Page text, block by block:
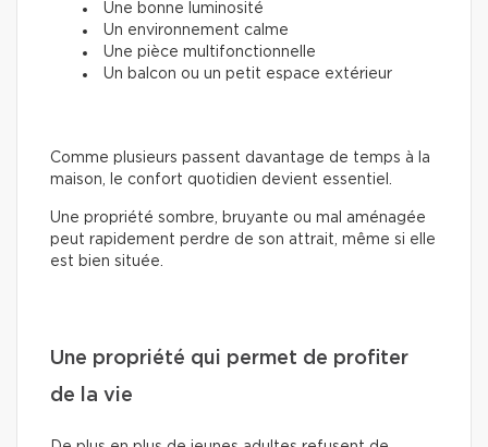
Une bonne luminosité
Un environnement calme
Une pièce multifonctionnelle
Un balcon ou un petit espace extérieur
Comme plusieurs passent davantage de temps à la
maison, le confort quotidien devient essentiel.
Une propriété sombre, bruyante ou mal aménagée
peut rapidement perdre de son attrait, même si elle
est bien située.
Une propriété qui permet de profiter
de la vie